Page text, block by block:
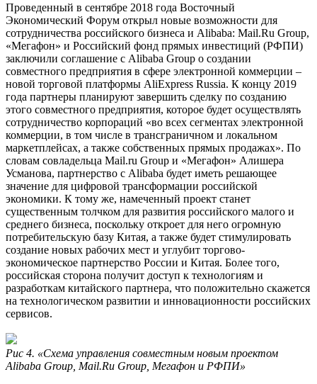
Проведенный в сентябре 2018 года Восточный
Экономический Форум открыл новые возможности для
сотрудничества российского бизнеса и Alibaba: Mail.Ru Group,
«Мегафон» и Российский фонд прямых инвестиций (РФПИ)
заключили соглашение с Alibaba Group о создании
совместного предприятия в сфере электронной коммерции –
новой торговой платформы AliExpress Russia. К концу 2019
года партнеры планируют завершить сделку по созданию
этого совместного предприятия, которое будет осуществлять
сотрудничество корпораций «во всех сегментах электронной
коммерции, в том числе в трансграничном и локальном
маркетплейсах, а также собственных прямых продажах». По
словам совладельца Mail.ru Group и «Мегафон» Алишера
Усманова, партнерство с Alibaba будет иметь решающее
значение для цифровой трансформации российской
экономики. К тому же, намеченный проект станет
существенным толчком для развития российского малого и
среднего бизнеса, поскольку откроет для него огромную
потребительскую базу Китая, а также будет стимулировать
создание новых рабочих мест и углубит торгово-
экономическое партнерство России и Китая. Более того,
российская сторона получит доступ к технологиям и
разработкам китайского партнера, что положительно скажется
на технологическом развитии и инновационности российских
сервисов.
Рис 4. «Схема управления совместным новым проектом
Alibaba Group, Mail.Ru Group, Мегафон и РФПИ»